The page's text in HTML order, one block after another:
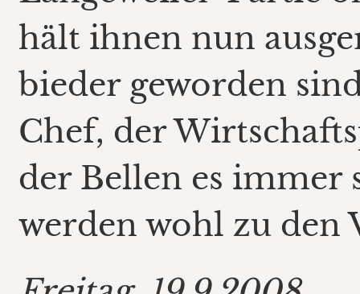
hält ihnen nun
bieder geworden
Chef, der
der Bellen es immer
werden wohl zu den